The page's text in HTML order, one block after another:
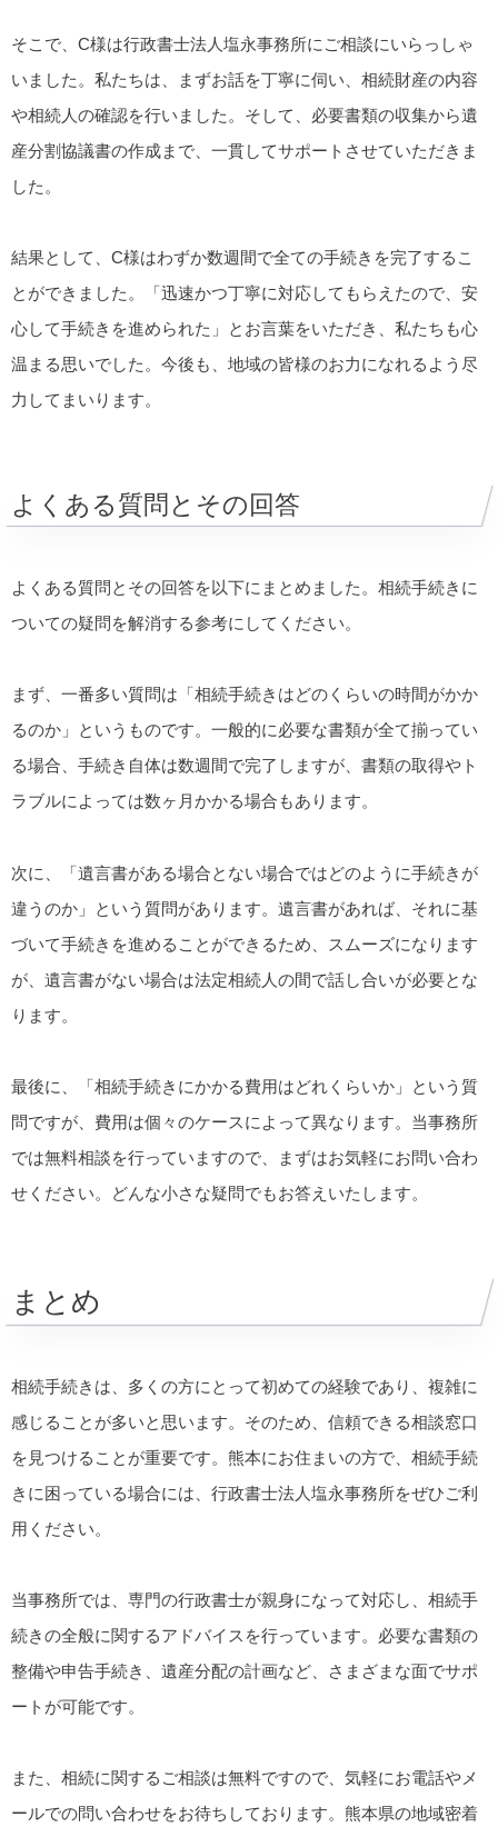
そこで、C様は行政書士法人塩永事務所にご相談にいらっしゃ
いました。私たちは、まずお話を丁寧に伺い、相続財産の内容
や相続人の確認を行いました。そして、必要書類の収集から遺
産分割協議書の作成まで、一貫してサポートさせていただきま
した。
結果として、C様はわずか数週間で全ての手続きを完了するこ
とができました。「迅速かつ丁寧に対応してもらえたので、安
心して手続きを進められた」とお言葉をいただき、私たちも心
温まる思いでした。今後も、地域の皆様のお力になれるよう尽
力してまいります。
よくある質問とその回答
よくある質問とその回答を以下にまとめました。相続手続きに
ついての疑問を解消する参考にしてください。
まず、一番多い質問は「相続手続きはどのくらいの時間がかか
るのか」というものです。一般的に必要な書類が全て揃ってい
る場合、手続き自体は数週間で完了しますが、書類の取得やト
ラブルによっては数ヶ月かかる場合もあります。
次に、「遺言書がある場合とない場合ではどのように手続きが
違うのか」という質問があります。遺言書があれば、それに基
づいて手続きを進めることができるため、スムーズになります
が、遺言書がない場合は法定相続人の間で話し合いが必要とな
ります。
最後に、「相続手続きにかかる費用はどれくらいか」という質
問ですが、費用は個々のケースによって異なります。当事務所
では無料相談を行っていますので、まずはお気軽にお問い合わ
せください。どんな小さな疑問でもお答えいたします。
まとめ
相続手続きは、多くの方にとって初めての経験であり、複雑に
感じることが多いと思います。そのため、信頼できる相談窓口
を見つけることが重要です。熊本にお住まいの方で、相続手続
きに困っている場合には、行政書士法人塩永事務所をぜひご利
用ください。
当事務所では、専門の行政書士が親身になって対応し、相続手
続きの全般に関するアドバイスを行っています。必要な書類の
整備や申告手続き、遺産分配の計画など、さまざまな面でサポ
ートが可能です。
また、相続に関するご相談は無料ですので、気軽にお電話やメ
ールでの問い合わせをお待ちしております。熊本県の地域密着